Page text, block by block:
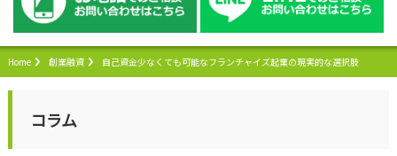
Home 創業融資 自己資金少なくても可能なフランチャイズ起業の現実的な選択肢
コラム